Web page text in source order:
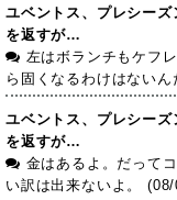
ユベントス、プレシー
を返すが…
左はボランチもケフ
ら固くなるわけはない
ユベントス、プレシー
を返すが…
金はあるよ。だって
い訳は出来ないよ。